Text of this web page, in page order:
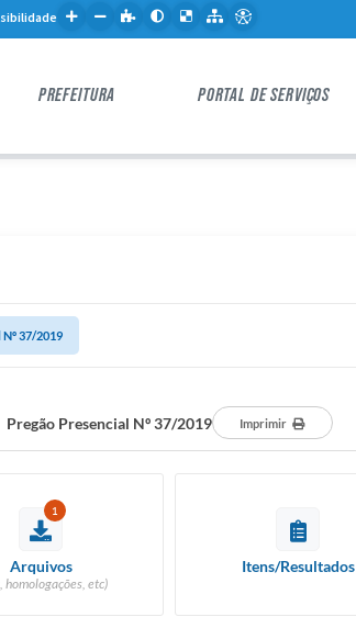
PREFEITURA PORTAL DE SERVIÇOS
37/2019
Pregão Presencial Nº 37/2019 Imprimir
1
Arquivos
homologações, etc)
Itens/Resultados